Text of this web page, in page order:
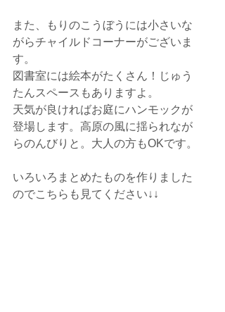
また、もりのこうぼうには小さいな
がらチャイルドコーナーがございま
す。
図書室には絵本がたくさん！じゅう
たんスペースもありますよ。
天気が良ければお庭にハンモックが
登場します。高原の風に揺られなが
らのんびりと。大人の方もOKです。
いろいろまとめたものを作りました
のでこちらも見てください↓↓